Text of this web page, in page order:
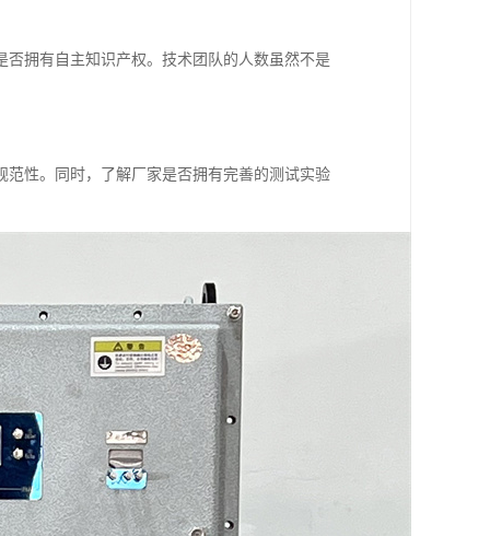
拥有自主知识产权。技术团队的人数虽然不是
性。同时，了解厂家是否拥有完善的测试实验